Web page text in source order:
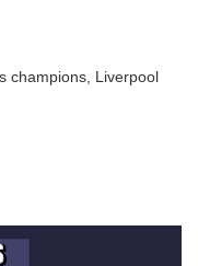
champions Liverpool